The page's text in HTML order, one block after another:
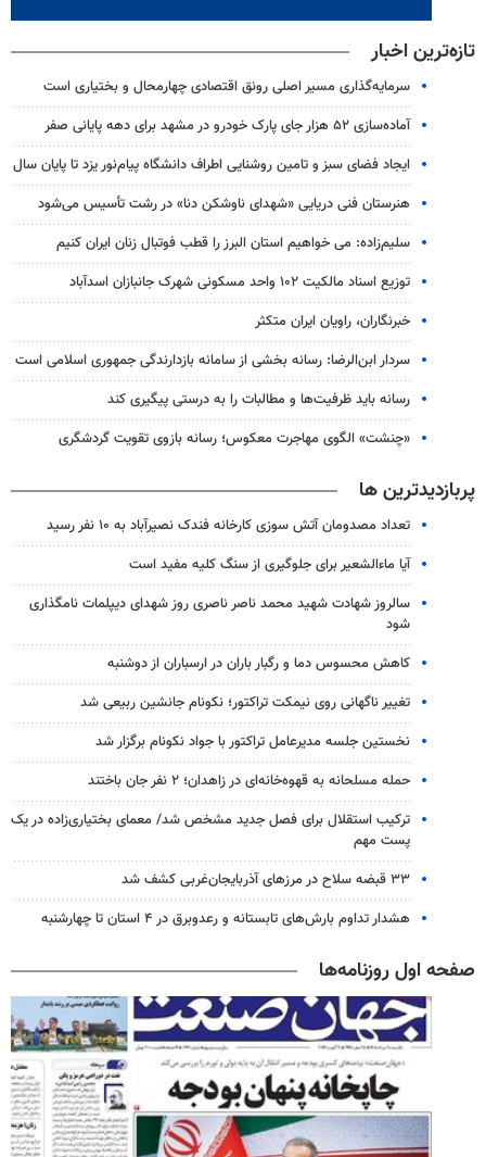
تازه‌ترین اخبار
سرمایه‌گذاری مسیر اصلی رونق اقتصادی چهارمحال و بختیاری است
آماده‌سازی ۵۲ هزار جای پارک خودرو در مشهد برای دهه پایانی صفر
ایجاد فضای سبز و تامین روشنایی اطراف دانشگاه پیام‌نور یزد تا پایان سال
هنرستان فنی دریایی «شهدای ناوشکن دنا» در رشت تأسیس می‌شود
سلیم‌زاده: می خواهیم استان البرز را قطب فوتبال زنان ایران کنیم
توزیع اسناد مالکیت ۱۰۲ واحد مسکونی شهرک جانبازان اسدآباد
خبرنگاران، راویان ایران متکثر
سردار ابن‌الرضا: رسانه بخشی از سامانه بازدارندگی جمهوری اسلامی است
رسانه باید ظرفیت‌ها و مطالبات را به درستی پیگیری کند
«چنشت» الگوی مهاجرت معکوس؛ رسانه بازوی تقویت گردشگری
پربازدیدترین ها
تعداد مصدومان آتش سوزی کارخانه فندک نصیرآباد به ۱۰ نفر رسید
آیا ماءالشعیر برای جلوگیری از سنگ کلیه مفید است
سالروز شهادت شهید محمد ناصر ناصری روز شهدای دیپلمات نامگذاری
شود
کاهش محسوس دما و رگبار باران در ارسباران از دوشنبه
تغییر ناگهانی روی نیمکت تراکتور؛ نکونام جانشین ربیعی شد
نخستین جلسه مدیرعامل تراکتور با جواد نکونام برگزار شد
حمله مسلحانه به قهوه‌خانه‌ای در زاهدان؛ ۲ نفر جان باختند
ترکیب استقلال برای فصل جدید مشخص شد/ معمای بختیاری‌زاده در یک
پست مهم
۳۳ قبضه سلاح در مرزهای آذربایجان‌غربی کشف شد
هشدار تداوم بارش‌های تابستانه و رعدوبرق در ۴ استان تا چهارشنبه
صفحه اول روزنامه‌ها